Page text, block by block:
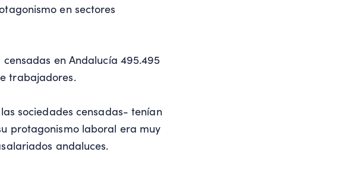
en sectores
en Andalucía 495.495
trabajadores.
las sociedades censadas- tenían
protagonismo laboral era muy
andaluces.